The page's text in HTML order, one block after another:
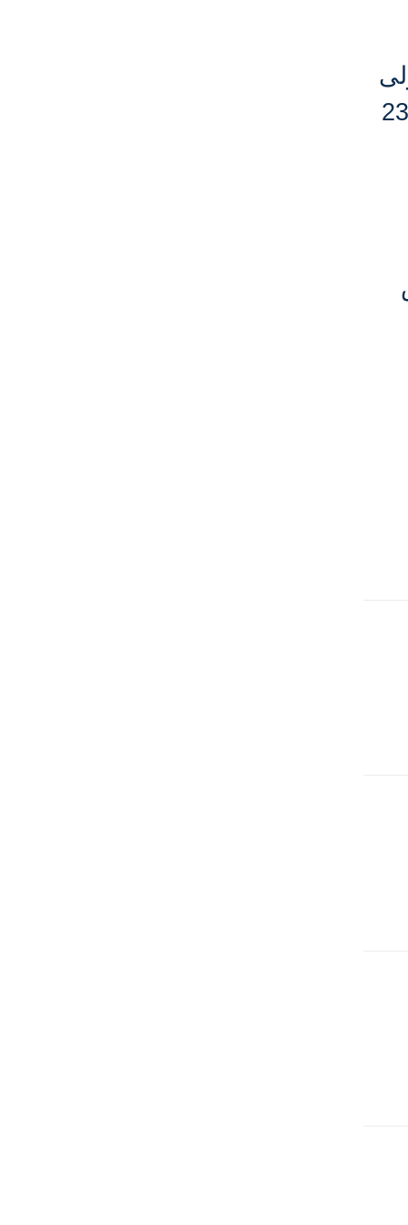
من مرحلة المجموعات لتصفيات كأس أمم إفريقيا يوم الأربعاء الموافق 23